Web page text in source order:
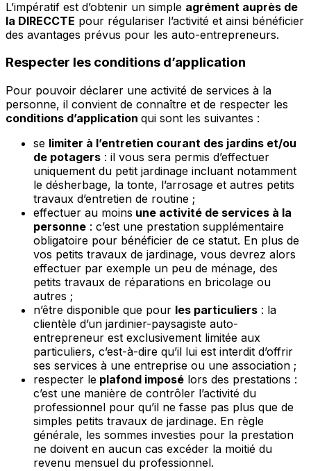
L’impératif est d’obtenir un simple agrément auprès de
la DIRECCTE pour régulariser l’activité et ainsi bénéficier
des avantages prévus pour les auto-entrepreneurs.
Respecter les conditions d’application
Pour pouvoir déclarer une activité de services à la
personne, il convient de connaître et de respecter les
conditions d’application qui sont les suivantes :
se limiter à l’entretien courant des jardins et/ou
de potagers : il vous sera permis d’effectuer
uniquement du petit jardinage incluant notamment
le désherbage, la tonte, l’arrosage et autres petits
travaux d’entretien de routine ;
effectuer au moins une activité de services à la
personne : c’est une prestation supplémentaire
obligatoire pour bénéficier de ce statut. En plus de
vos petits travaux de jardinage, vous devrez alors
effectuer par exemple un peu de ménage, des
petits travaux de réparations en bricolage ou
autres ;
n’être disponible que pour les particuliers : la
clientèle d’un jardinier-paysagiste auto-
entrepreneur est exclusivement limitée aux
particuliers, c’est-à-dire qu’il lui est interdit d’offrir
ses services à une entreprise ou une association ;
respecter le plafond imposé lors des prestations :
c’est une manière de contrôler l’activité du
professionnel pour qu’il ne fasse pas plus que de
simples petits travaux de jardinage. En règle
générale, les sommes investies pour la prestation
ne doivent en aucun cas excéder la moitié du
revenu mensuel du professionnel.